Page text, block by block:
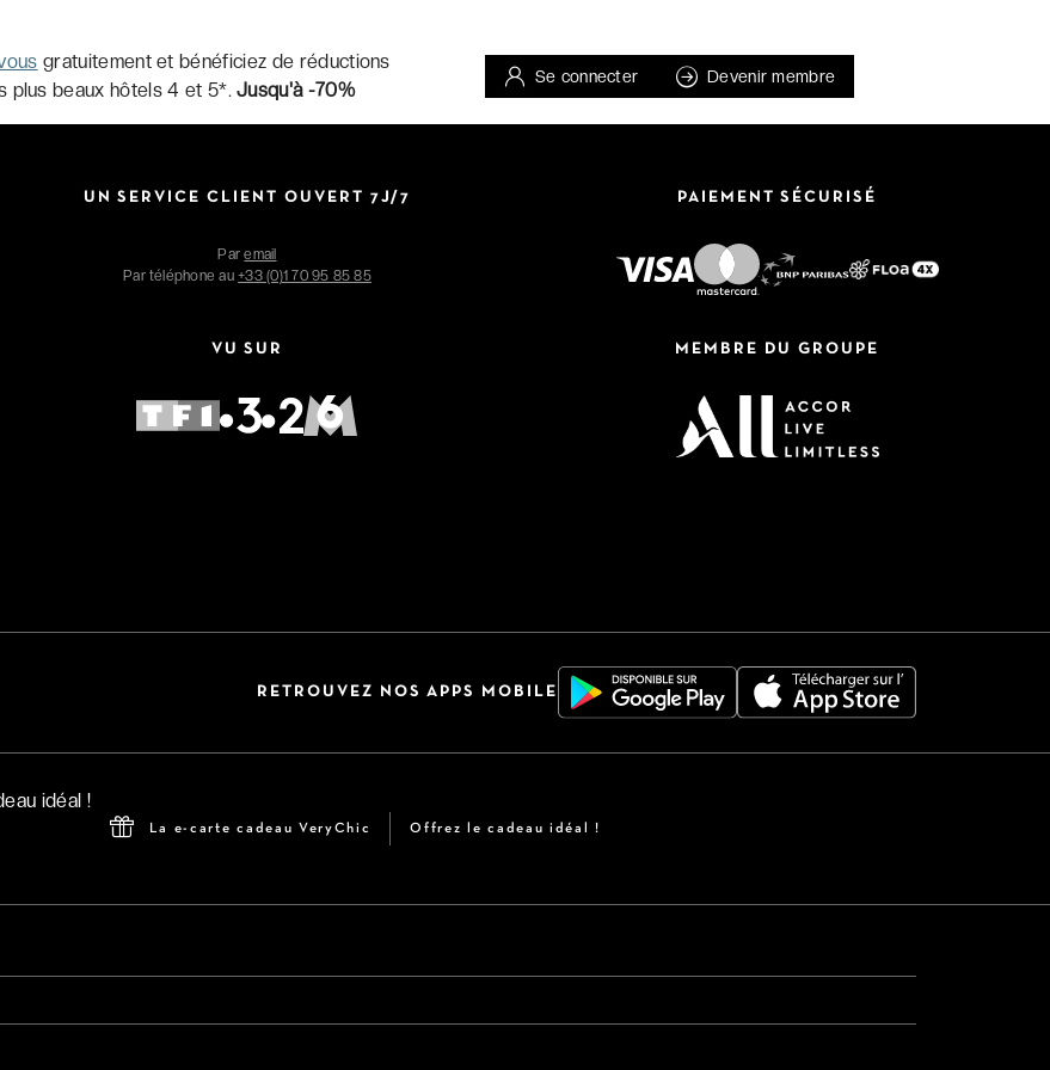
gratuitement et bénéficiez de réductions
plus beaux hôtels 4 et 5*.Jusqu'à -70%
Se connecter Devenir membre
UN SERVICE CLIENT OUVERT 7J/7
Paremail
Par téléphone au+33 (0)1 70 95 85 85
PAIEMENT SÉCURISÉ
VU SUR MEMBRE DU GROUPE
RETROUVEZ NOS APPS MOBILE
La e-carte cadeau VeryChic Offrez le cadeau idéal !